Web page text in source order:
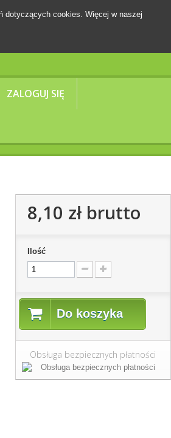
ZALOGUJ SIĘ
dotyczących cookies. Więcej w naszej
8,10 złbrutto
Ilość
Do koszyka
Obsługa bezpiecznych płatności